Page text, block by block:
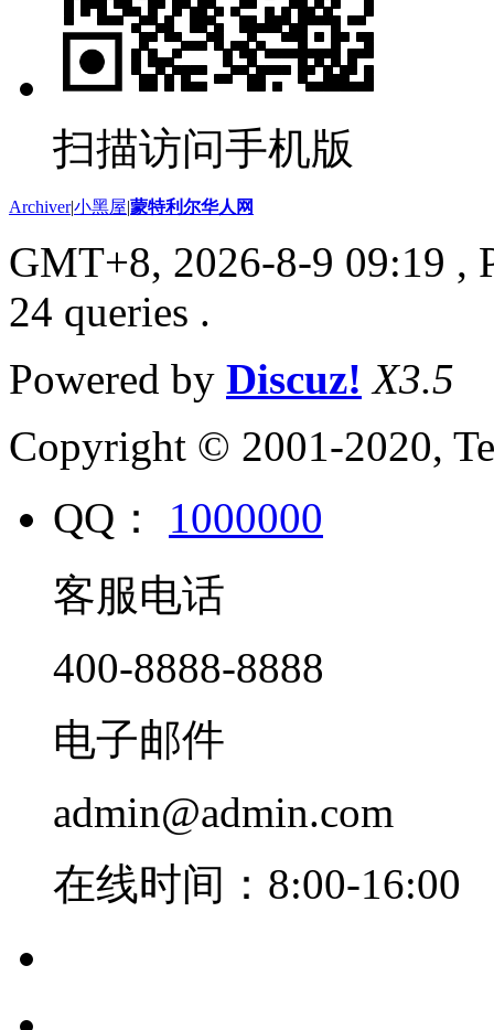
扫描访问手机版
Archiver|小黑屋|蒙特利尔华人网
GMT+8, 2026-8-9 09:19 ,
24 queries .
Powered by Discuz! X3.5
Copyright © 2001-2020,
QQ： 1000000
客服电话
400-8888-8888
电子邮件
admin@admin.com
在线时间：8:00-16:00